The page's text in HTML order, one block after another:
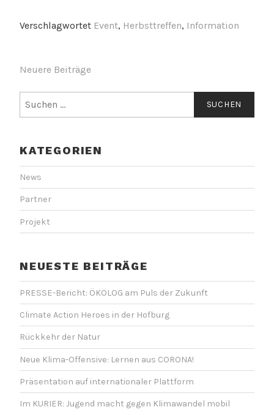
Verschlagwortet Event, Herbsttreffen, Information
B
E
I
R
A
G
S
N
V
I
G
A
T
I
O
N
Neuere Beiträge
e
a
c
h
:
KATEGORIEN
News
Partner
Projekt
NEUESTE BEITRÄGE
PRESSE-Bericht: ÖKOLOG am Puls der Zukunft
Climate Action Heroes in der Hofburg
Rückkehr der Natur
Neue Klima-Offensive: Lernen aus CORONA!
Präsentation auf internationaler Plattform
Im KURIER: Jugend macht gegen Klimawandel mobil